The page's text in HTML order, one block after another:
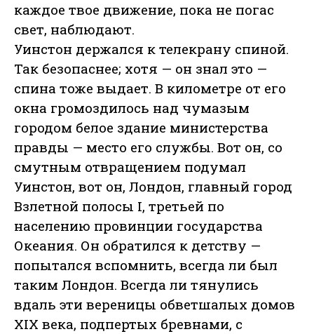
каждое твое движение, пока не погас
свет, наблюдают.
Уинстон держался к телекрану спиной.
Так безопаснее; хотя — он знал это —
спина тоже выдает. В километре от его
окна громоздилось над чумазым
городом белое здание министерства
правды — место его службы. Вот он, со
смутным отвращением подумал
Уинстон, вот он, Лондон, главный город
Взлетной полосы I, третьей по
населению провинции государства
Океания. Он обратился к детству —
попытался вспомнить, всегда ли был
таким Лондон. Всегда ли тянулись
вдаль эти вереницы обветшалых домов
XIX века, подпертых бревнами, с